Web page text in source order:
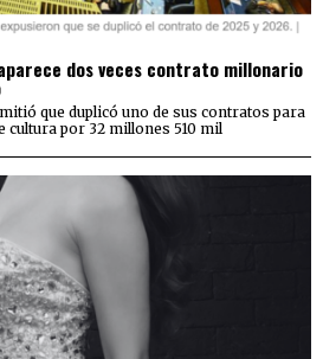
dos veces contrato millonario
que duplicó uno de sus contratos para
cultura por 32 millones 510 mil